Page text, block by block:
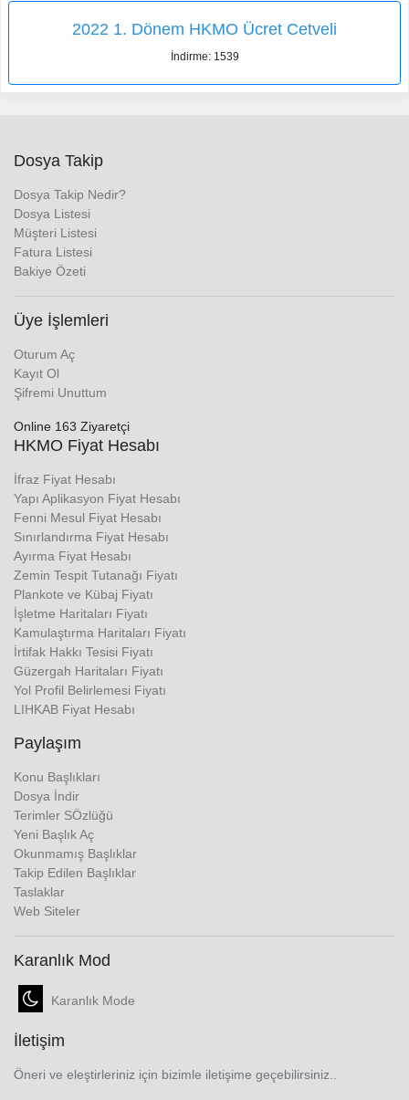
2022 1. Dönem HKMO Ücret Cetveli
İndirme: 1539
Dosya Takip
Dosya Takip Nedir?
Dosya Listesi
Müşteri Listesi
Fatura Listesi
Bakiye Özeti
Üye İşlemleri
Oturum Aç
Kayıt Ol
Şifremi Unuttum
Online 163 Ziyaretçi
HKMO Fiyat Hesabı
İfraz Fiyat Hesabı
Yapı Aplikasyon Fiyat Hesabı
Fenni Mesul Fiyat Hesabı
Sınırlandırma Fiyat Hesabı
Ayırma Fiyat Hesabı
Zemin Tespit Tutanağı Fiyatı
Plankote ve Kübaj Fiyatı
İşletme Haritaları Fiyatı
Kamulaştırma Haritaları Fiyatı
İrtifak Hakkı Tesisi Fiyatı
Güzergah Haritaları Fiyatı
Yol Profil Belirlemesi Fiyatı
LIHKAB Fiyat Hesabı
Paylaşım
Konu Başlıkları
Dosya İndir
Terimler SÖzlüğü
Yeni Başlık Aç
Okunmamış Başlıklar
Takip Edilen Başlıklar
Taslaklar
Web Siteler
Karanlık Mod
Karanlık Mode
İletişim
Öneri ve eleştirleriniz için bizimle iletişime geçebilirsiniz..